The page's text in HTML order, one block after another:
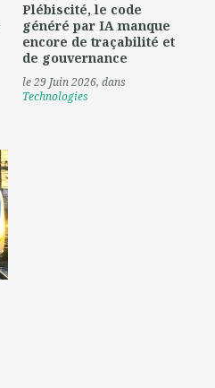
Plébiscité, le code
généré par IA manque
encore de traçabilité et
de gouvernance
le 29 Juin 2026, dans
Technologies